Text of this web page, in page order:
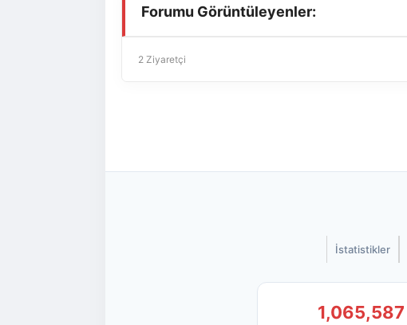
Forumu Görüntüleyenler:
2 Ziyaretçi
İstatistikler
1,065,587